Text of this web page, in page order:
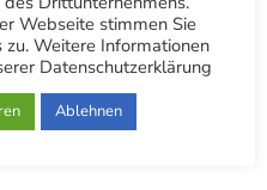
die Möglichkeit einen
uns Bilder von
kostenlos einen
Webseite stimmen Sie
Weitere Informationen
Datenschutzerklärung
Ablehnen